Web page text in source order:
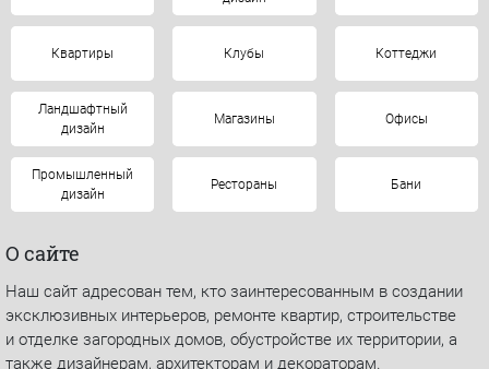
Квартиры Клубы Коттеджи
Ландшафтный
дизайн
Магазины Офисы
Промышленный
дизайн
Рестораны Бани
О сайте
Наш сайт адресован тем, кто заинтересованным в создании
эксклюзивных интерьеров, ремонте квартир, строительстве
и отделке загородных домов, обустройстве их территории, а
также дизайнерам, архитекторам и декораторам.